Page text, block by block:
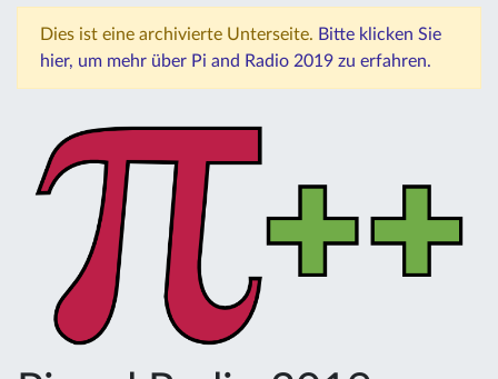
Dies ist eine archivierte Unterseite. Bitte klicken Sie
hier, um mehr über Pi and Radio 2019 zu erfahren.